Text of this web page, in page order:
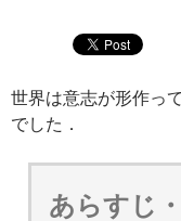
世界は意志が形作っ
でした．
あらすじ